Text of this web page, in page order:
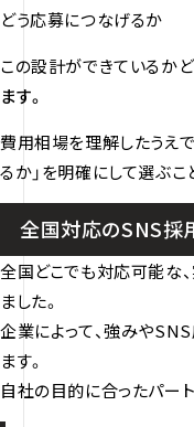
どう応募につなげるか
この設計ができているかど
ます。
費用相場を理解したうえで
るか」を明確にして選ぶ
全国対応のSNS採
全国どこでも対応可能な
ました。
企業によって、強みや
ます。
自社の目的に合ったパー